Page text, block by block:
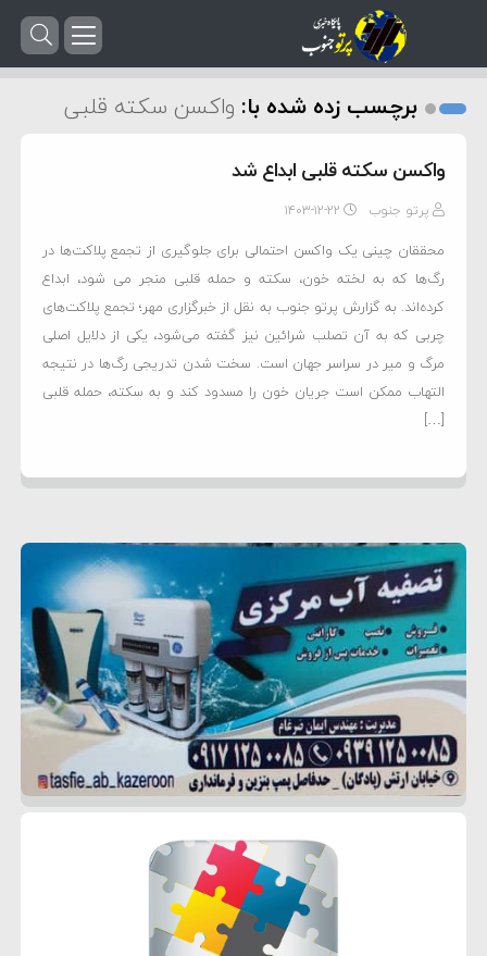
برچسب زده شده با: واکسن سکته قلبی
واکسن سکته قلبی ابداع شد
پرتو جنوب ۱۴۰۳-۱۲-۲۲
محققان چینی یک واکسن احتمالی برای جلوگیری از تجمع پلاکت‌ها در
رگ‌ها که به لخته خون، سکته و حمله قلبی منجر می شود، ابداع
کرده‌اند. به گزارش پرتو جنوب به نقل از خبرگزاری مهر؛ تجمع پلاکت‌های
چربی که به آن تصلب شرائین نیز گفته می‌شود، یکی از دلایل اصلی
مرگ و میر در سراسر جهان است. سخت شدن تدریجی رگ‌ها در نتیجه
التهاب ممکن است جریان خون را مسدود کند و به سکته، حمله قلبی
[…]